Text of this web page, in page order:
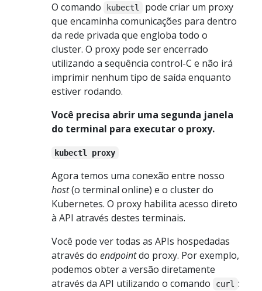
O comando
kubectl
pode criar um proxy
que encaminha comunicações para dentro
da rede privada que engloba todo o
cluster. O proxy pode ser encerrado
utilizando a sequência control-C e não irá
imprimir nenhum tipo de saída enquanto
estiver rodando.
Você precisa abrir uma segunda janela
do terminal para executar o proxy.
kubectl proxy
Agora temos uma conexão entre nosso
host(o terminal online) e o cluster do
Kubernetes. O proxy habilita acesso direto
à API através destes terminais.
Você pode ver todas as APIs hospedadas
através do endpointdo proxy. Por exemplo,
podemos obter a versão diretamente
através da API utilizando o comando
curl :